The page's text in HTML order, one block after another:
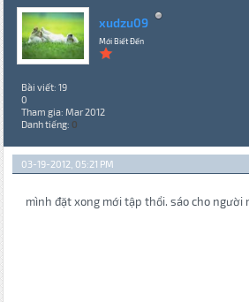
xudzu09
Mới Biết Đến
Bài viết: 19
0
Tham gia: Mar 2012
Danh tiếng: 0
03-19-2012, 05:21 PM
mình đặt xong mới tập thổi. sáo cho người